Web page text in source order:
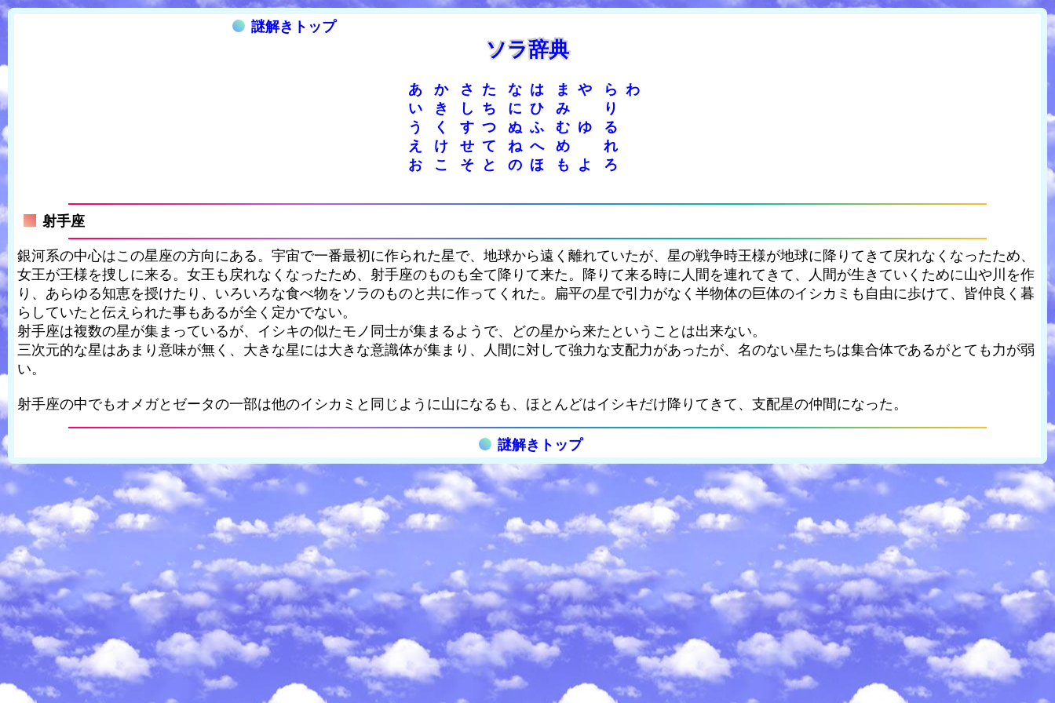
謎解きトップ
ソラ辞典
あ か さ た な は ま や ら わ
い
き し ち に ひ み
り
う
く す つ ぬ ふ む ゆ
る
え
け せ て ね へ め
れ
お
こ そ と の ほ も よ ろ
射手座
銀河系の中心はこの星座の方向にある。宇宙で一番最初に作られた星で、地球から遠く離れていたが、星の戦争時王様が地球に降りてきて戻れなくなったため、
女王が王様を捜しに来る。女王も戻れなくなったため、射手座のものも全て降りて来た。降りて来る時に人間を連れてきて、人間が生きていくために山や川を作
り、あらゆる知恵を授けたり、いろいろな食べ物をソラのものと共に作ってくれた。扁平の星で引力がなく半物体の巨体のイシカミも自由に歩けて、皆仲良く暮
らしていたと伝えられた事もあるが全く定かでない。
射手座は複数の星が集まっているが、イシキの似たモノ同士が集まるようで、どの星から来たということは出来ない。
三次元的な星はあまり意味が無く、大きな星には大きな意識体が集まり、人間に対して強力な支配力があったが、名のない星たちは集合体であるがとても力が弱
い。
射手座の中でもオメガとゼータの一部は他のイシカミと同じように山になるも、ほとんどはイシキだけ降りてきて、支配星の仲間になった。
謎解きトップ